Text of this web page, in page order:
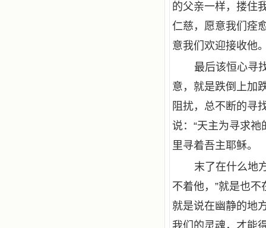
的父亲一样，搂住
仁慈，愿意我们痊
意我们欢迎接收他
最后该恒心寻
意，就是跌倒上加
阻扰，总不断的寻
说：“天主为寻求
里寻着吾主耶稣。
末了在什么地
不着他，”就是也
就是说在幽静的地
我们的灵魂，才能